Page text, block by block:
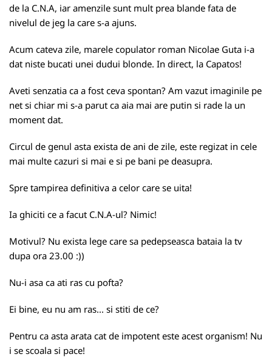
de la C.N.A, iar amenzile sunt mult prea blande fata de
nivelul de jeg la care s-a ajuns.
Acum cateva zile, marele copulator roman Nicolae Guta i-a
dat niste bucati unei dudui blonde. In direct, la Capatos!
Aveti senzatia ca a fost ceva spontan? Am vazut imaginile pe
net si chiar mi s-a parut ca aia mai are putin si rade la un
moment dat.
Circul de genul asta exista de ani de zile, este regizat in cele
mai multe cazuri si mai e si pe bani pe deasupra.
Spre tampirea definitiva a celor care se uita!
Ia ghiciti ce a facut C.N.A-ul? Nimic!
Motivul? Nu exista lege care sa pedepseasca bataia la tv
dupa ora 23.00 :))
Nu-i asa ca ati ras cu pofta?
Ei bine, eu nu am ras... si stiti de ce?
Pentru ca asta arata cat de impotent este acest organism! Nu
i se scoala si pace!